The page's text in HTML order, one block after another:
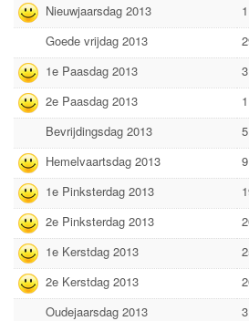
Nieuwjaarsdag 2013
Goede vrijdag 2013
1e Paasdag 2013
2e Paasdag 2013
Bevrijdingsdag 2013
Hemelvaartsdag 2013
1e Pinksterdag 2013
2e Pinksterdag 2013
1e Kerstdag 2013
2e Kerstdag 2013
Oudejaarsdag 2013